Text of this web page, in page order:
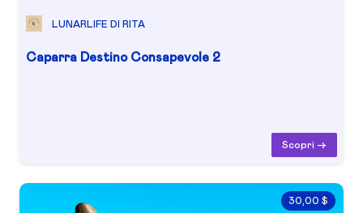
LUNARLIFE DI RITA
Caparra Destino Consapevole 2
Scopri ->
30,00 $